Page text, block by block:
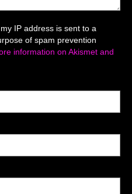
IP address is sent to a
of spam prevention
information on Akismet and